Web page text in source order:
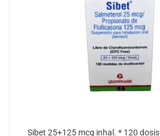
Sibet 25+125 mcg inhal. * 120 dosis